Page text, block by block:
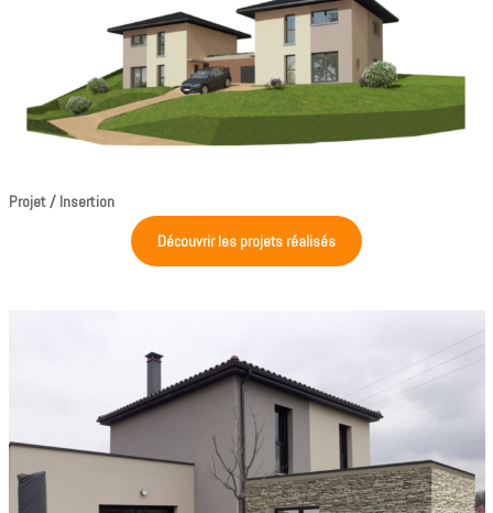
Projet / Insertion
Découvrir les projets réalisés